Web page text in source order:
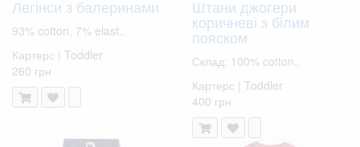
Легінси з балеринами
93% cotton, 7% elast..
Картерс | Toddler
260 грн
Штани джогери
коричневі з білим
пояском
Склад: 100% cotton..
Картерс | Toddler
400 грн